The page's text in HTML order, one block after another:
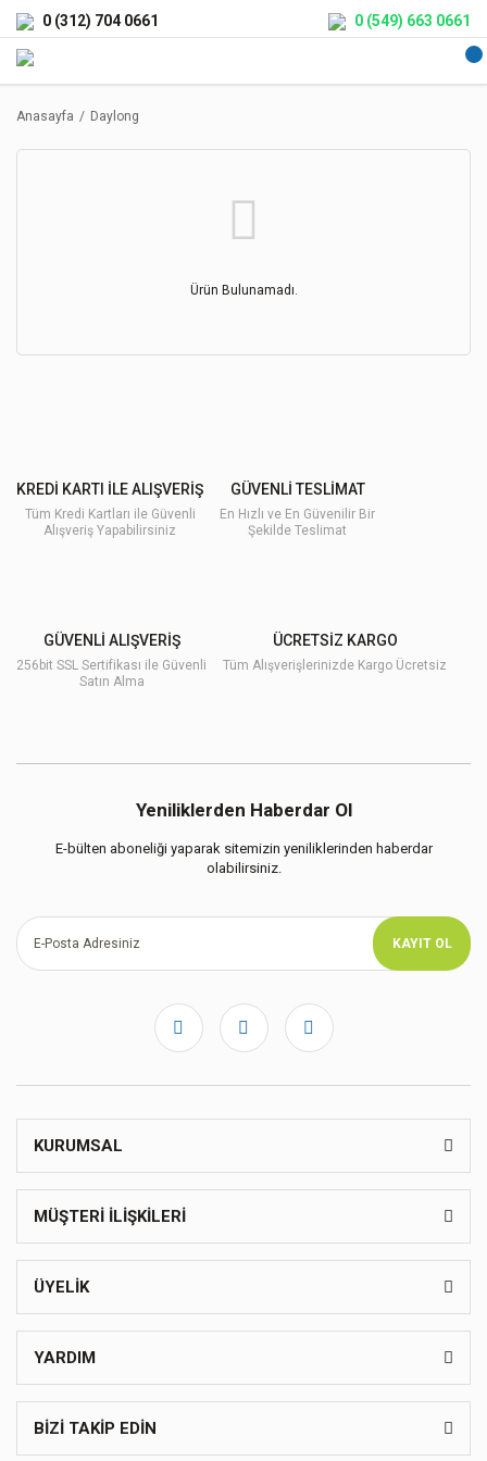
0 (312) 704 0661 0 (549) 663 0661
Anasayfa Daylong
Ürün Bulunamadı.
KREDİ KARTI İLE ALIŞVERİŞ
Tüm Kredi Kartları ile Güvenli
Alışveriş Yapabilirsiniz
GÜVENLİ TESLİMAT
En Hızlı ve En Güvenilir Bir
Şekilde Teslimat
GÜVENLİ ALIŞVERİŞ
256bit SSL Sertifikası ile Güvenli
Satın Alma
ÜCRETSİZ KARGO
Tüm Alışverişlerinizde Kargo Ücretsiz
Yeniliklerden Haberdar Ol
E-bülten aboneliği yaparak sitemizin yeniliklerinden haberdar
olabilirsiniz.
KAYIT OL
KURUMSAL
MÜŞTERİ İLİŞKİLERİ
ÜYELİK
YARDIM
BİZİ TAKİP EDİN